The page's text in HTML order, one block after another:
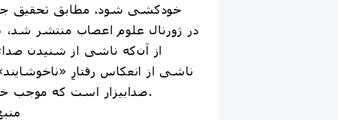
خودکشی شود. مطابق تحقیق
در ژورنال علوم اعصاب منتشر شد،
از آن‌که ناشی از شنیدن
ناشی از انعکاس رفتارِ
صدابیزار است که موجب خشم او می‌شود.